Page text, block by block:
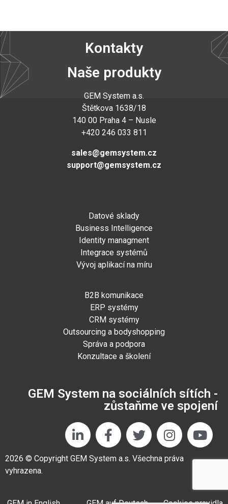
Kontakty
Naše produkty
GEM System a.s.
Štětkova 1638/18
140 00 Praha 4 – Nusle
+420 246 033 811
sales@gemsystem.cz
support@gemsystem.cz
Datové sklady
Business Intelligence
Identity managment
Integrace systémů
Vývoj aplikací na míru
B2B komunikace
ERP systémy
CRM systémy
Outsourcing a bodyshopping
Správa a podpora
Konzultace a školení
GEM System na sociálních sítích -
zůstaňme ve spojení
2026 © Copyright GEM System a.s. Všechna práva
vyhrazena.